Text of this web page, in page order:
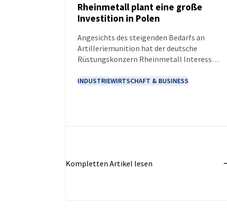
Rheinmetall plant eine große
Investition in Polen
Angesichts des steigenden Bedarfs an
Artilleriemunition hat der deutsche
Rüstungskonzern Rheinmetall Interesse
Werk soll modulare Treibladungen für 155-
als deutsch-polnisches
INDUSTRIEWIRTSCHAFT & BUSINESS
Kompletten Artikel lesen